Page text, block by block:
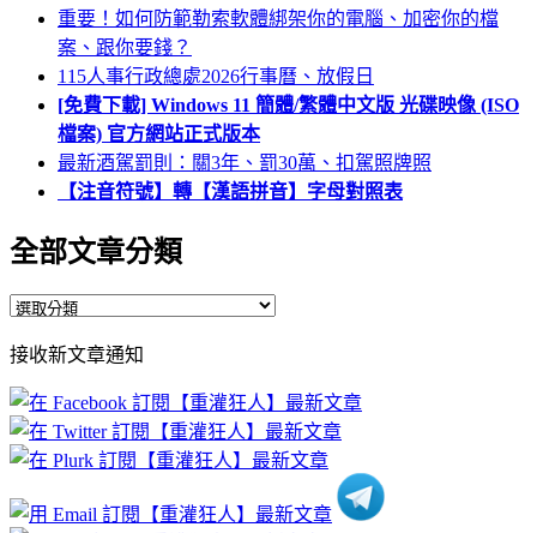
重要！如何防範勒索軟體綁架你的電腦、加密你的檔
案、跟你要錢？
115人事行政總處2026行事曆、放假日
[免費下載] Windows 11 簡體/繁體中文版 光碟映像 (ISO
檔案) 官方網站正式版本
最新酒駕罰則：關3年、罰30萬、扣駕照牌照
【注音符號】轉【漢語拼音】字母對照表
全部文章分類
全
文
章
分
類
接收新文章通知